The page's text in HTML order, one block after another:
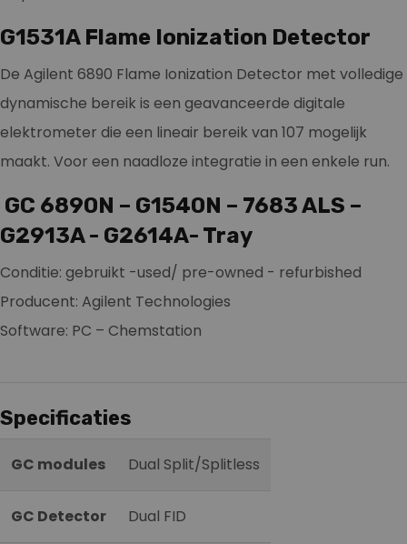
G1531A Flame Ionization Detector
De Agilent 6890 Flame Ionization Detector met volledige
dynamische bereik is een geavanceerde digitale
elektrometer die een lineair bereik van 107 mogelijk
maakt. Voor een naadloze integratie in een enkele run.
GC 6890N – G1540N – 7683 ALS –
G2913A - G2614A- Tray
Conditie: gebruikt -used/ pre-owned - refurbished
Producent: Agilent Technologies
Software: PC – Chemstation
Specificaties
GC modules Dual Split/Splitless
GC Detector Dual FID